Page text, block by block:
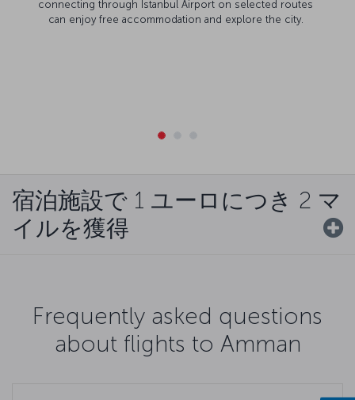
connecting through Istanbul Airport on selected routes
can enjoy free accommodation and explore the city.
宿泊施設で 1 ユーロにつき 2 マ
イルを獲得
Frequently asked questions
about flights to Amman